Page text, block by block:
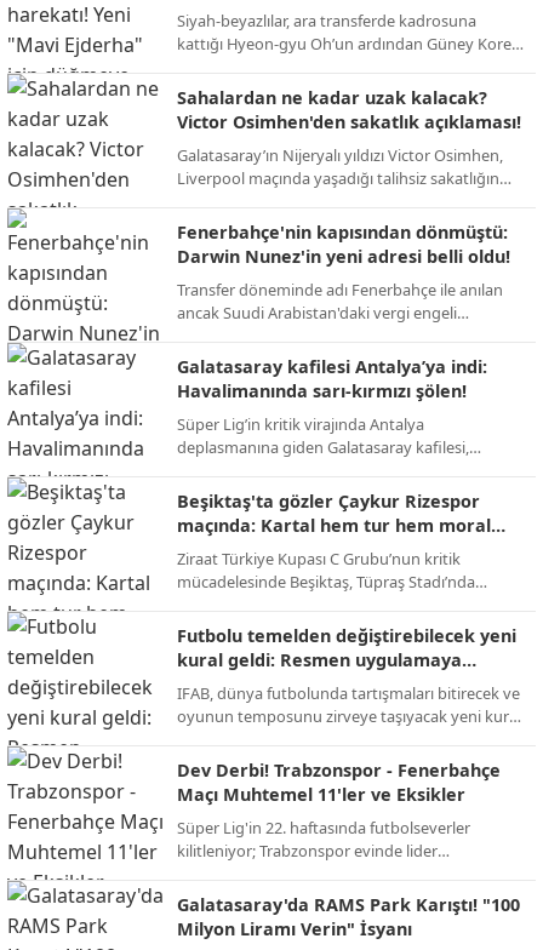
Siyah-beyazlılar, ara transferde kadrosuna
kattığı Hyeon-gyu Oh’un ardından Güney Kore
Ada’da fırtınalar estiren Jun-ho Bae.
Sahalardan ne kadar uzak kalacak?
Victor Osimhen'den sakatlık açıklaması!
Galatasaray’ın Nijeryalı yıldızı Victor Osimhen,
Liverpool maçında yaşadığı talihsiz sakatlığın
tarihi bizzat duyurdu.
Fenerbahçe'nin kapısından dönmüştü:
Darwin Nunez'in yeni adresi belli oldu!
Transfer döneminde adı Fenerbahçe ile anılan
ancak Suudi Arabistan'daki vergi engeli
takas operasyonuyla Premier Lig'e geri dönüyor.
Galatasaray kafilesi Antalya’ya indi:
Havalimanında sarı-kırmızı şölen!
Süper Lig’in kritik virajında Antalya
deplasmanına giden Galatasaray kafilesi,
karşılandı; sarı-kırmızılı taraftarlar şampiyonluk
yolunda takıma tam destek verdi.
Beşiktaş'ta gözler Çaykur Rizespor
maçında: Kartal hem tur hem moral
peşinde!
Ziraat Türkiye Kupası C Grubu’nun kritik
mücadelesinde Beşiktaş, Tüpraş Stadı’nda
dönümüne özel kampanya maça damga
vuracak.
Futbolu temelden değiştirebilecek yeni
kural geldi: Resmen uygulamaya
geçiyor!
IFAB, dünya futbolunda tartışmaları bitirecek ve
oyunun temposunu zirveye taşıyacak yeni kural
yeni dönem başlıyor.
Dev Derbi! Trabzonspor - Fenerbahçe
Maçı Muhtemel 11'ler ve Eksikler
Süper Lig'in 22. haftasında futbolseverler
kilitleniyor; Trabzonspor evinde lider
yeniden şekillendirmek istiyor.
Galatasaray'da RAMS Park Karıştı! "100
Milyon Liramı Verin" İsyanı